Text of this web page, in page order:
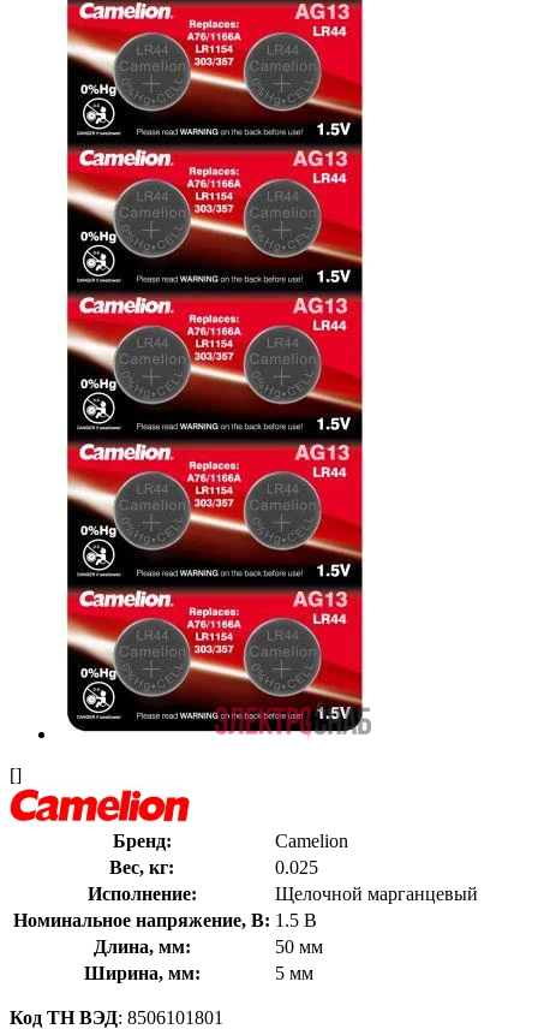
[]
Бренд:
Camelion
Вес, кг:
0.025
Исполнение:
Щелочной марганцевый
Номинальное напряжение, В: 1.5 В
Длина, мм:
50 мм
Ширина, мм:
5 мм
Код ТН ВЭД: 8506101801